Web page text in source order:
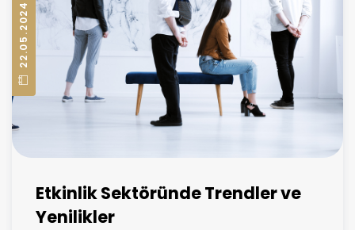
22.05.2024
Etkinlik Sektöründe Trendler ve
Yenilikler